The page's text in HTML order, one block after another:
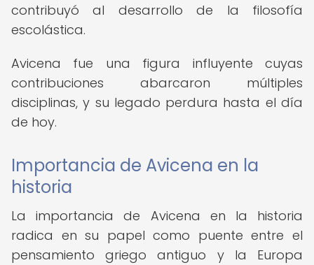
contribuyó al desarrollo de la filosofía
escolástica.
Avicena fue una figura influyente cuyas
contribuciones abarcaron múltiples
disciplinas, y su legado perdura hasta el día
de hoy.
Importancia de Avicena en la
historia
La importancia de Avicena en la historia
radica en su papel como puente entre el
pensamiento griego antiguo y la Europa